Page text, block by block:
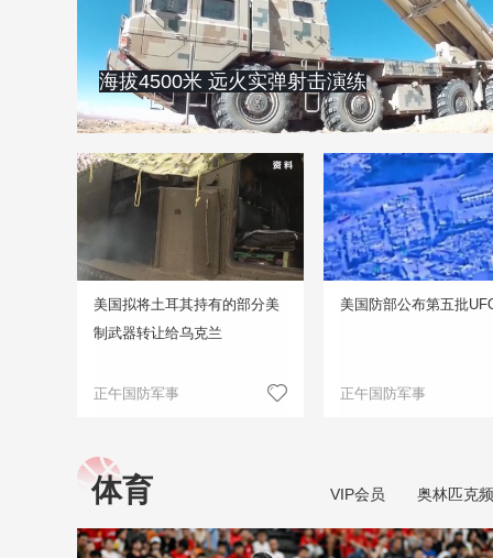
海拔4500米 远火实弹射击演练
美国拟将土耳其持有的部分美
制武器转让给乌克兰
正午国防军事
美国防部公布第五批
正午国防军事
体育 VIP会员 奥林匹克